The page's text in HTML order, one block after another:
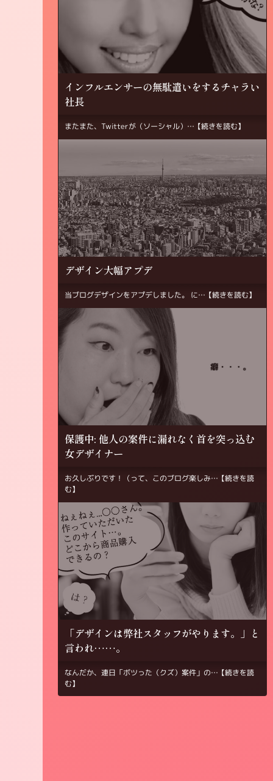
インフルエンサーの無駄遣いをするチャラい
社長
またまた、Twitterが（ソーシャル）…【続きを読む】
デザイン大幅アプデ
当ブログデザインをアプデしました。 に…【続きを読む】
保護中: 他人の案件に漏れなく首を突っ込む
女デザイナー
お久しぶりです！（って、このブログ楽しみ… 【続きを読
む】
「デザインは弊社スタッフがやります。」と
言われ……。
なんだか、連日「ボツった（クズ）案件」の… 【続きを読
む】